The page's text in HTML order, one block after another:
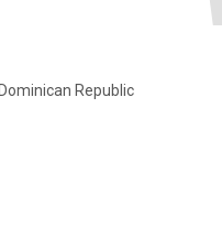
Republic